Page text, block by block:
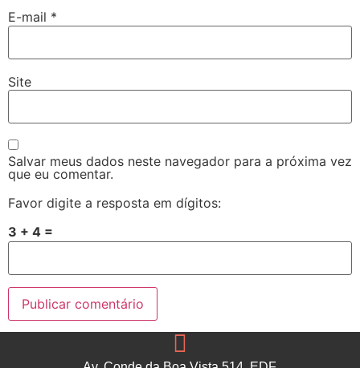
E-mail *
Site
Salvar meus dados neste navegador para a próxima vez
que eu comentar.
Favor digite a resposta em dígitos:
3 + 4 =